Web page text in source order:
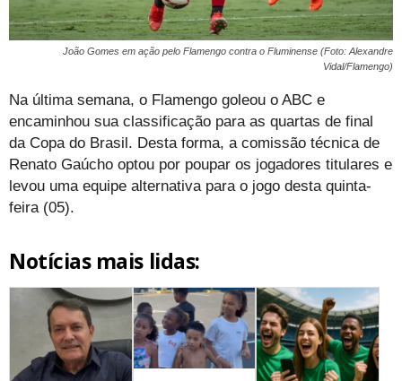
João Gomes em ação pelo Flamengo contra o Fluminense (Foto: Alexandre
Vidal/Flamengo)
Na última semana, o Flamengo goleou o ABC e
encaminhou sua classificação para as quartas de final
da Copa do Brasil. Desta forma, a comissão técnica de
Renato Gaúcho optou por poupar os jogadores titulares e
levou uma equipe alternativa para o jogo desta quinta-
feira (05).
Notícias mais lidas: